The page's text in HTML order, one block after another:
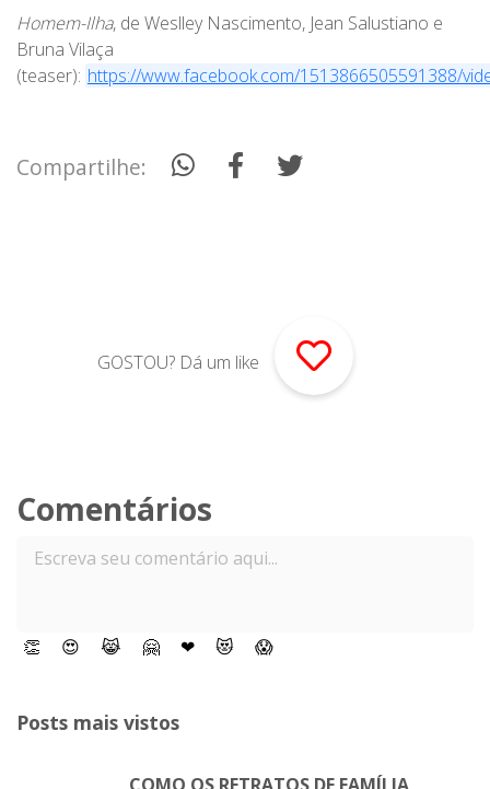
Homem-Ilha, de Weslley Nascimento, Jean Salustiano e
Bruna Vilaça
(teaser): https://www.facebook.com/1513866505591388/
Compartilhe:
GOSTOU? Dá um like
Comentários
👏 😍 😹 🤗 ❤ 😻 😱
Posts mais vistos